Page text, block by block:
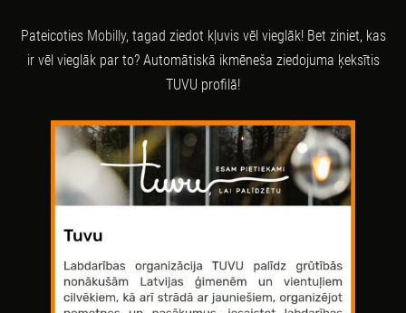
Pateicoties Mobilly, tagad ziedot kļuvis vēl vieglāk! Bet ziniet, kas
ir vēl vieglāk par to? Automātiskā ikmēneša ziedojuma ķeksītis
TUVU profilā!